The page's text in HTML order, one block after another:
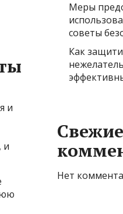
и
и
Меры
советы
Как
Свежие
Нет